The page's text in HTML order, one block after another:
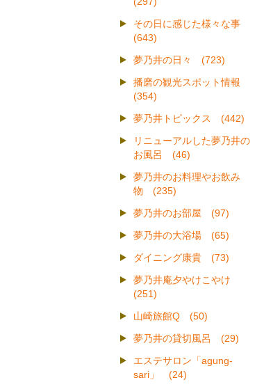
その日に感じた様々な事
(643)
夢乃井の日々 (723)
播磨の観光スポット情報
(354)
夢乃井トピックス (442)
リニューアルした夢乃井の
お風呂 (46)
夢乃井のお料理やお飲み
物 (235)
夢乃井のお部屋 (97)
夢乃井の大浴場 (65)
ダイニング康貴 (73)
夢乃井庵夕やけこやけ
(251)
山崎旅館Q (50)
夢乃井の貸切風呂 (29)
エステサロン「agung-
sari」 (24)